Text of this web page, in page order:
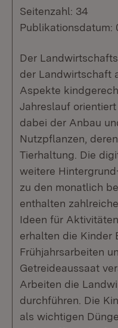
Seitenzahl: 34
Publikationsdatum:
Der
der Landwirtschaft
Aspekte
Jahreslauf
dabei der Anbau
Nutzpflanzen,
Tierhaltung. Die
weitere
zu den monatlich
enthalten
Ideen für
erhalten die Kinder
Frühjahrsarbeiten
Getreideaussaat
Arbeiten die
durchführen. Die
als wichtigen